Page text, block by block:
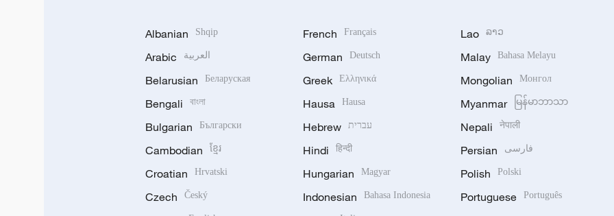
Albanian Shqip
Arabic العربية
Belarusian Беларуская
Bengali বাংলা
Bulgarian Български
Cambodian ខ្មែរ
Croatian Hrvatski
Czech Český
French Français
German Deutsch
Greek Ελληνικά
Hausa Hausa
Hebrew עברית
Hindi हिन्दी
Hungarian Magyar
Indonesian Bahasa Indonesia
Lao ລາວ
Malay Bahasa Melayu
Mongolian Монгол
Myanmar မြန်မာဘာသာ
Nepali नेपाली
Persian فارسی
Polish Polski
Portuguese Português